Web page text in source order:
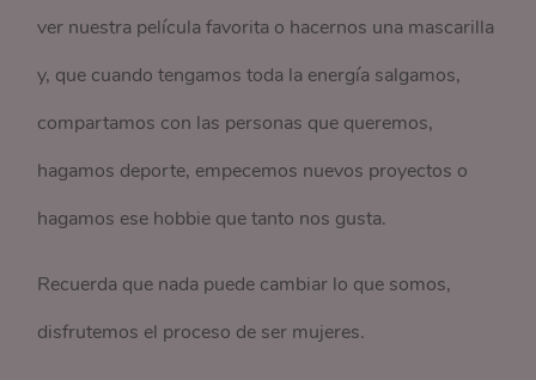
ver nuestra película favorita o hacernos una mascarilla
y, que cuando tengamos toda la energía salgamos,
compartamos con las personas que queremos,
hagamos deporte, empecemos nuevos proyectos o
hagamos ese hobbie que tanto nos gusta.
Recuerda que nada puede cambiar lo que somos,
disfrutemos el proceso de ser mujeres.